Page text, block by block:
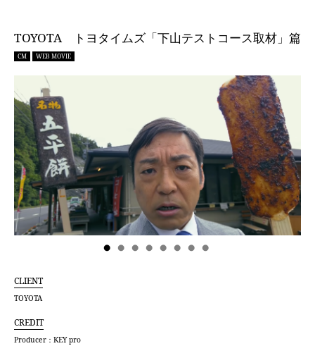
TOYOTA トヨタイムズ「下山テストコース取材」篇
CM WEB MOVIE
CLIENT
TOYOTA
CREDIT
Producer：KEY pro